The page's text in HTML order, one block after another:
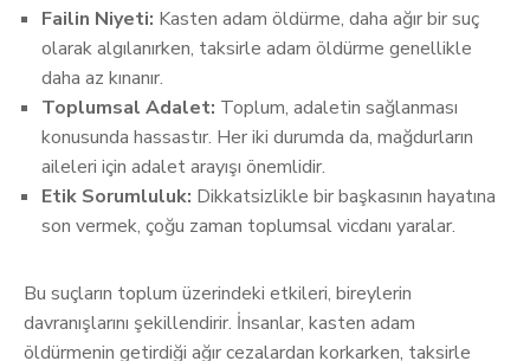
Failin Niyeti: Kasten adam öldürme, daha ağır bir suç
olarak algılanırken, taksirle adam öldürme genellikle
daha az kınanır.
Toplumsal Adalet: Toplum, adaletin sağlanması
konusunda hassastır. Her iki durumda da, mağdurların
aileleri için adalet arayışı önemlidir.
Etik Sorumluluk: Dikkatsizlikle bir başkasının hayatına
son vermek, çoğu zaman toplumsal vicdanı yaralar.
Bu suçların toplum üzerindeki etkileri, bireylerin
davranışlarını şekillendirir. İnsanlar, kasten adam
öldürmenin getirdiği ağır cezalardan korkarken, taksirle